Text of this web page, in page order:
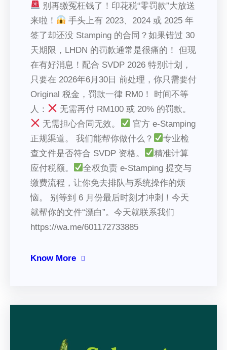
别再缴冤枉钱了！印花税“零罚款”大放送
来啦！
手头上有 2023、2024 或 2025 年
签了却还没 Stamping 的合同？如果错过 30
天期限，LHDN 的罚款通常是很痛的！ 但现
在有好消息！配合 SVDP 2026 特别计划，
只要在 2026年6月30日 前处理，你只需要付
Original 税金，罚款一律 RM0！ 时间不等
人：
无需再付 RM100 或 20% 的罚款。
无需担心合同无效。
官方 e-Stamping
正规渠道。 我们能帮你做什么？
专业检
查文件是否符合 SVDP 资格。
精准计算
应付税额。
全权负责 e-Stamping 提交与
缴费流程，让你免去排队与系统操作的烦
恼。 别等到 6 月份最后时刻才冲刺！今天
就帮你的文件“漂白”。今天就联系我们
https://wa.me/601172733885
Know More